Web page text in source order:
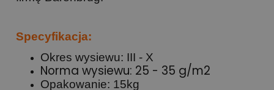
Specyfikacja:
Okres wysiewu: III - X
Norma wysiewu: 25 - 35 g/m2
Opakowanie: 15kg